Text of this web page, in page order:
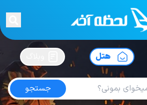
آخرسفرت رو بساز !
هتل
جستجو